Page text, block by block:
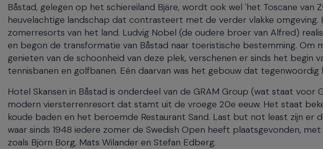
Båstad, gelegen op het schiereiland Bjäre, wordt ook wel 'het Toscane van
heuvelachtige landschap dat contrasteert met de verder vlakke
zomerresorts van het land. Ludvig Nobel (de oudere broer van Alfred)
en begon de transformatie van Båstad naar toeristische bestemming. Om
genieten van de schoonheid van deze plek, verschenen er sinds het begin
tennisbanen en golfbanen. Eén daarvan was het gebouw dat
Hotel Skansen in Båstad is onderdeel van de GRAM Group (wat staat voor
modern viersterrenresort dat stamt uit de vroege 20e eeuw. Het staat
koude baden en het beroemde Restaurant Sand. Last but not least zijn er
waar sinds 1948 iedere zomer de Swedish Open heeft plaatsgevonden,
zoals Björn Borg, Mats Wilander en Stefan Edberg.